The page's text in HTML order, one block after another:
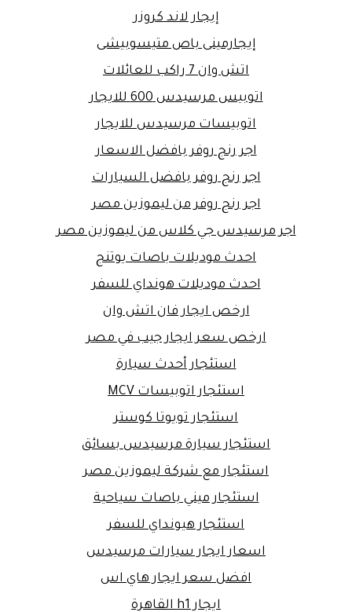
إيجار لاند كروزر
إيجارمينى باص متيسوبيشى
اتش وان 7 راكب للعائلات
اتوبيس مرسيدس 600 للايجار
اتوبيسات مرسيدس للايجار
اجر رنج روفر بافضل الاسعار
اجر رنج روفر بافضل السيارات
اجر رنج روفر من ليموزين مصر
اجر مرسيدس جي كلاس من ليموزين مصر
احدث موديلات باصات يوتنج
احدث موديلات هونداي للسفر
ارخص ايجار فان اتش وان
ارخص سعر ايجار جيب في مصر
استئجار أحدث سيارة
استئجار اتوبيسات MCV
استئجار تويوتا كوستر
استئجار سيارة مرسيدس بسائق
استئجار مع شركة ليموزين مصر
استئجار ميني باصات سياحية
استئجار هيونداي للسفر
اسعار ايجار سيارات مرسيدس
افضل سعر ايجار هاي اس
ايجار h1 القاهرة